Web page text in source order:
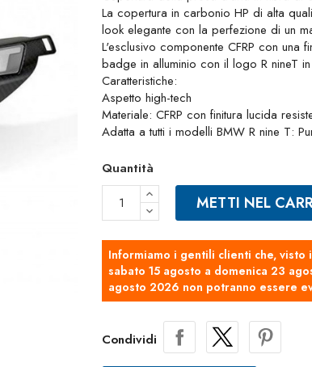
La copertura in carbonio HP di alta
look elegante con la perfezione di un
L'esclusivo componente CFRP con una
badge in alluminio con il logo R nineT
Caratteristiche:
Aspetto high-tech
Materiale: CFRP con finitura lucida
Adatta a tutti i modelli BMW R nine T:
Quantità
METTI NEL
Informiamo i gentili clienti che,
sabato 15 agosto a domenica 23
agosto 2026 non potranno essere
Condividi